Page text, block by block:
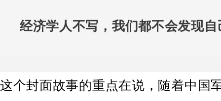
经济学人不写，我们都不会发现
这个封面故事的重点在说，随着中国